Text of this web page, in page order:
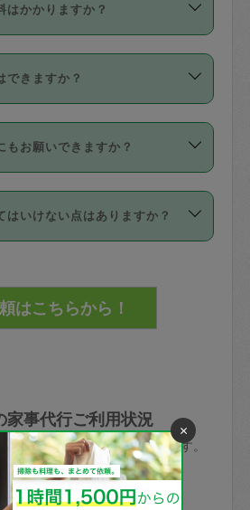
る方など様々です。
ていますので、各自の得意
ださい。
ルを受け、合格したタスカ
されています。
ターの講評は１件目のレビュ
】タスカジさんの登録に際
に物を壊したり、人にけが
た場合が対象で、補償金額
損害賠償保険について教えて
から受付可能となっていま
へ「募集」をかけることが
はかかりますか？
には、以下の2種類がありま
セル（定期、スポット契約
る※と、以下のキャンセル
す。
ル料：
24時間前＝依頼料金の50%
よる当日キャンセル＝依頼
＋交通費全額
時／土曜日午前9時開始の場
前9時以降はキャンセル料が
できますか？
」というメニューはありま
回のみ」依頼を活用するこ
気に入ったタスカジさんを
合う気になるタスカジさ
。
気に入ったタスカジさんに
もお願いできますか？
作業はタスカジさんの同意
数回の依頼ののち、タスカ
者の間で十分な信頼関係が
に入るためにタスカジさん
害保険の対象外となるので
い。
はいけない点はありますか？
かかるロッカーや金庫に入
責任の元管理するよう心掛
。
らも参照ください：初めて
。注意しなくてはいけない点
？
家事代行ご利用状況
用データを元に掲載しています。
用の多い曜日は？
×